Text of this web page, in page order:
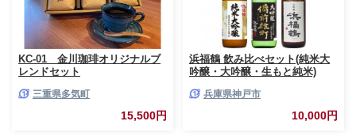
KC-01 金川珈琲オリジナルブ
レンドセット
三重県多気町
15,500円
浜福鶴 飲み比べセット(純米大
吟醸・大吟醸・生もと純米)
兵庫県神戸市
10,000円